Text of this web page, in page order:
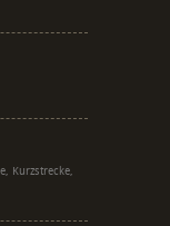
Kurzstrecke,